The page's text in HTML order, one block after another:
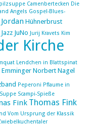
Camenbertecken Die
Angels Gospel-Blues-
Hühnerbrust
Jazz JuNo Jurij Kravets Kim
Kirche
Lendchen in Blattspinat
Norbert Nagel
Peperoni Pflaume in
Scampi-Spieße
Fink Thomas Fink
Vom Ursprung der Klassik